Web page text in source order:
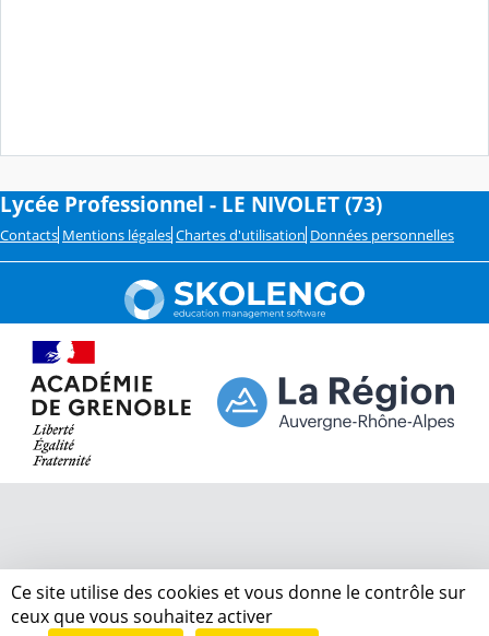
Lycée Professionnel - LE NIVOLET (73)
Contacts Mentions légales Chartes d'utilisation Données personnelles
Ce site utilise des cookies et vous donne le contrôle sur
ceux que vous souhaitez activer